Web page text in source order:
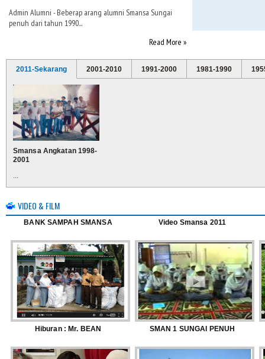
Admin Alumni - Beberap arang alumni Smansa Sungai
penuh dari tahun 1990...
Read More »
2011-Sekarang 2001-2010 1991-2000 1981-1990
Smansa Angkatan 1998-
2001
...
VIDEO & FILM
BANK SAMPAH SMANSA Video Smansa 2011
Hiburan : Mr. BEAN SMAN 1 SUNGAI PENUH